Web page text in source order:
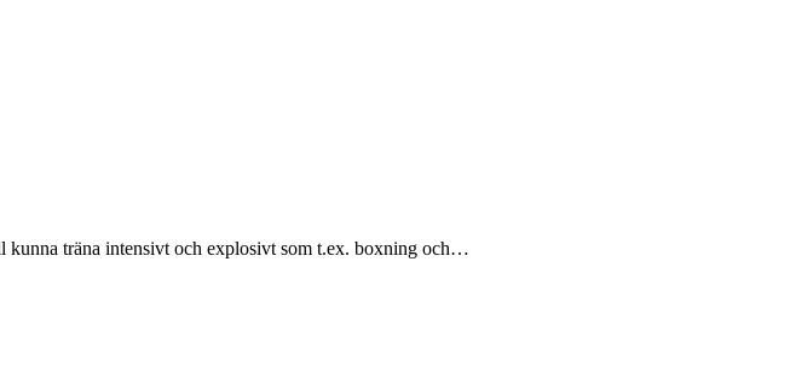
träna intensivt och explosivt som t.ex. boxning och…